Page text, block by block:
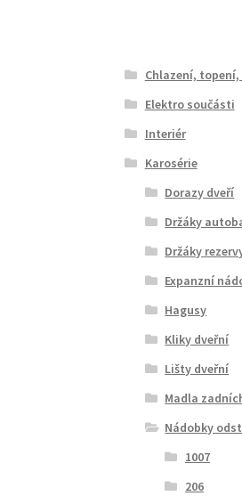
Chlazení,
Elektro součásti
Interiér
Karosérie
Dorazy dveří
Držáky
Držáky
Expanzní
Hagusy
Kliky dveřní
Lišty dveřní
Madla
Nádobky
1007
206